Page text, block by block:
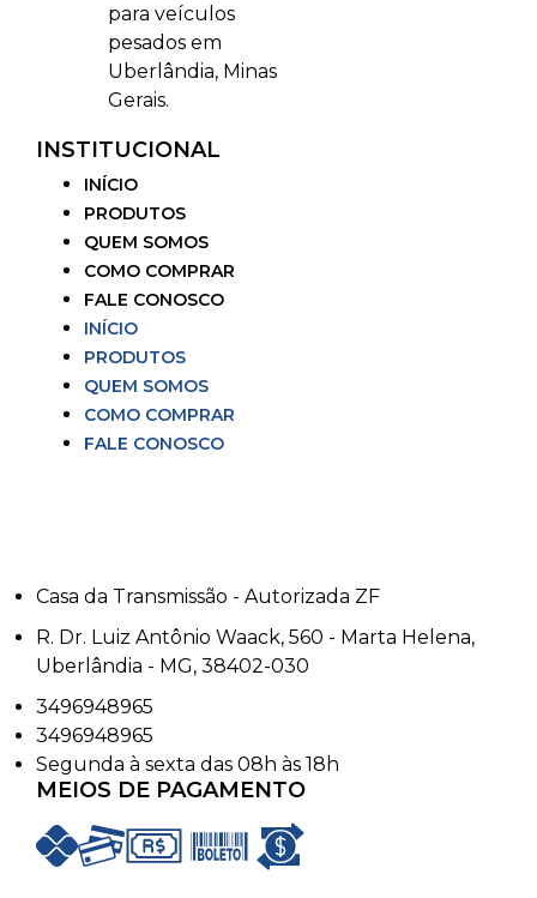
para veículos
pesados em
Uberlândia, Minas
Gerais.
INSTITUCIONAL
INÍCIO
PRODUTOS
QUEM SOMOS
COMO COMPRAR
FALE CONOSCO
INÍCIO
PRODUTOS
QUEM SOMOS
COMO COMPRAR
FALE CONOSCO
Casa da Transmissão - Autorizada ZF
R. Dr. Luiz Antônio Waack, 560 - Marta Helena,
Uberlândia - MG, 38402-030
3496948965
3496948965
Segunda à sexta das 08h às 18h
MEIOS DE PAGAMENTO